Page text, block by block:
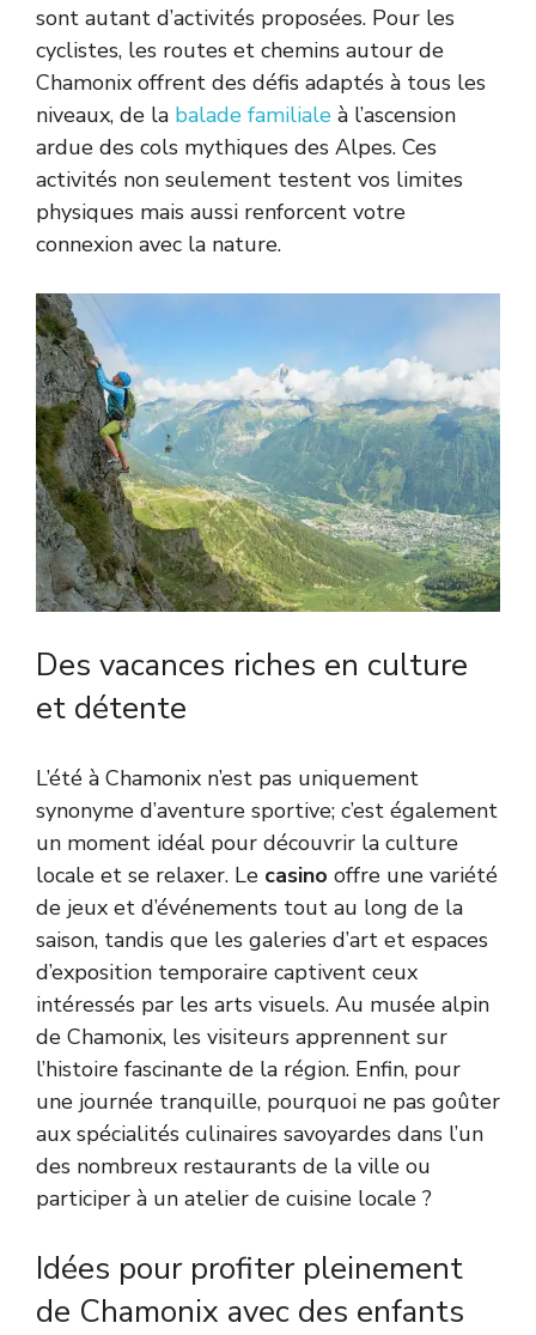
sont autant d’activités proposées. Pour les
cyclistes, les routes et chemins autour de
Chamonix offrent des défis adaptés à tous les
niveaux, de la balade familiale à l’ascension
ardue des cols mythiques des Alpes. Ces
activités non seulement testent vos limites
physiques mais aussi renforcent votre
connexion avec la nature.
Des vacances riches en culture
et détente
L’été à Chamonix n’est pas uniquement
synonyme d’aventure sportive; c’est également
un moment idéal pour découvrir la culture
locale et se relaxer. Le casino offre une variété
de jeux et d’événements tout au long de la
saison, tandis que les galeries d’art et espaces
d’exposition temporaire captivent ceux
intéressés par les arts visuels. Au musée alpin
de Chamonix, les visiteurs apprennent sur
l’histoire fascinante de la région. Enfin, pour
une journée tranquille, pourquoi ne pas goûter
aux spécialités culinaires savoyardes dans l’un
des nombreux restaurants de la ville ou
participer à un atelier de cuisine locale ?
Idées pour profiter pleinement
de Chamonix avec des enfants